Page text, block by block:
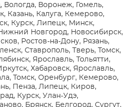
Вологда, Воронеж, Гомель,
Казань, Калуга, Кемерово,
Курск, Липецк, Минск,
Новгород, Новосибирск,
Ростов-на-Дону, Рязань,
Ставрополь, Тверь, Томск,
Ярославль, Тольятти,
Хабаровск, Ярославль,
Томск, Оренбург, Кемерово,
Пенза, Липецк, Киров,
Курск, Улан-Удэ,
Брянск, Белгород, Сургут,